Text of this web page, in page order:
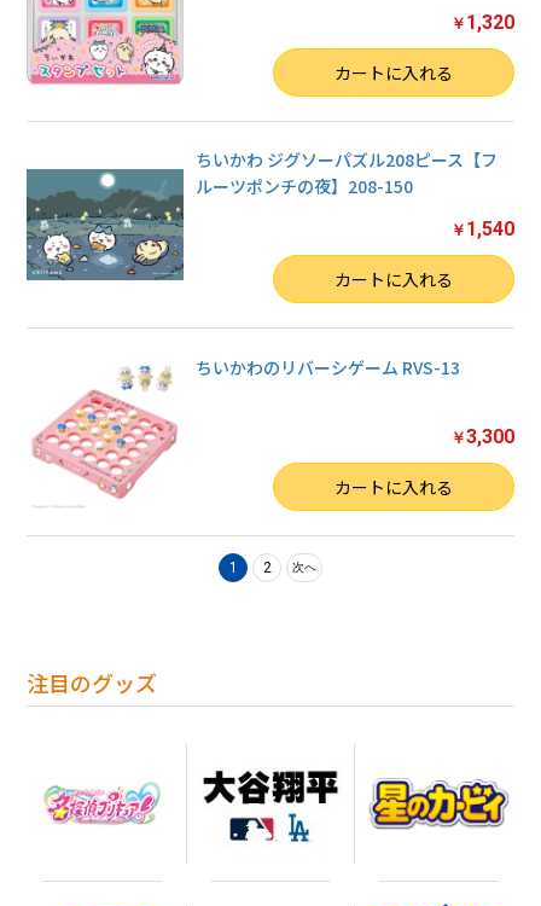
注目のグッズ
￥ 1,320
カートに入れる
ちいかわ ジグソーパズル208ピース【フ
ルーツポンチの夜】208-150
￥ 1,540
カートに入れる
ちいかわのリバーシゲーム RVS-13
￥3,300
カートに入れる
1 2 次へ